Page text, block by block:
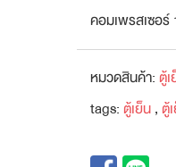
คอมเพรสเซอร์
หมวดสินค้า: ตู้
tags: ตู้เย็น, ตู้